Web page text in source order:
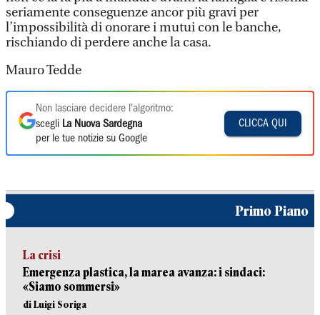
seriamente conseguenze ancor più gravi per
l’impossibilità di onorare i mutui con le banche,
rischiando di perdere anche la casa.
Mauro Tedde
Non lasciare decidere l'algoritmo:
scegli La Nuova Sardegna
per le tue notizie su Google
CLICCA QUI
Primo Piano
La crisi
Emergenza plastica, la marea avanza: i sindaci:
«Siamo sommersi»
di Luigi Soriga